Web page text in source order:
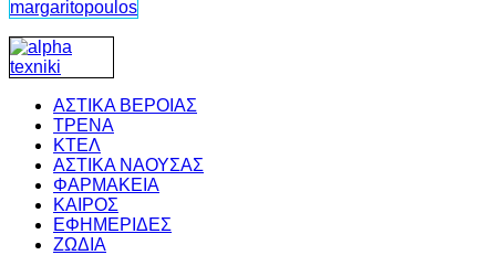
ΑΣΤΙΚΑ ΒΕΡΟΙΑΣ
ΤΡΕΝΑ
ΚΤΕΛ
ΑΣΤΙΚΑ ΝΑΟΥΣΑΣ
ΦΑΡΜΑΚΕΙΑ
ΚΑΙΡΟΣ
ΕΦΗΜΕΡΙΔΕΣ
ΖΩΔΙΑ